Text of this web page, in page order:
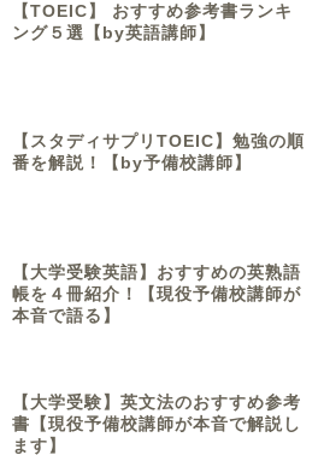
【TOEIC】 おすすめ参考書ランキ
ング５選【by英語講師】
【スタディサプリTOEIC】勉強の順
番を解説！【by予備校講師】
【大学受験英語】おすすめの英熟語
帳を４冊紹介！【現役予備校講師が
本音で語る】
【大学受験】英文法のおすすめ参考
書【現役予備校講師が本音で解説し
ます】